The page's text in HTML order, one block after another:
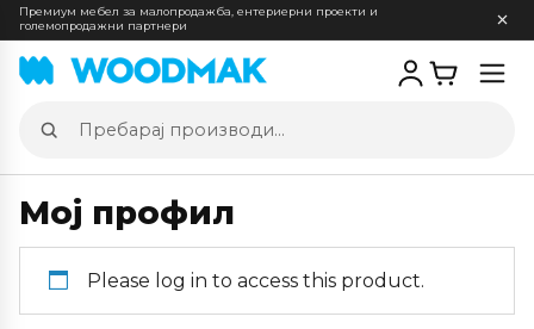
Премиум мебел за малопродажба, ентериерни проекти и
големопродажни партнери
Пребарај
производи
Мој профил
Please log in to access this product.